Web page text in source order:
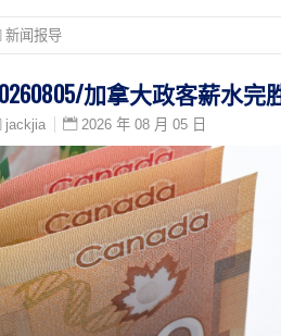
新闻报导
加拿大政客薪水
jackjia 2026 年 08 月 05 日